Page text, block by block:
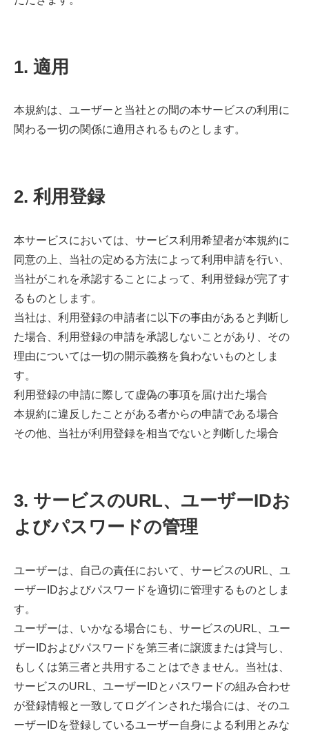
1. 適用
本規約は、ユーザーと当社との間の本サービスの利用に
関わる一切の関係に適用されるものとします。
2. 利用登録
本サービスにおいては、サービス利用希望者が本規約に
同意の上、当社の定める方法によって利用申請を行い、
当社がこれを承認することによって、利用登録が完了す
るものとします。
当社は、利用登録の申請者に以下の事由があると判断し
た場合、利用登録の申請を承認しないことがあり、その
理由については一切の開示義務を負わないものとしま
す。
利用登録の申請に際して虚偽の事項を届け出た場合
本規約に違反したことがある者からの申請である場合
その他、当社が利用登録を相当でないと判断した場合
3. サービスのURL、ユーザーIDお
よびパスワードの管理
ユーザーは、自己の責任において、サービスのURL、ユ
ーザーIDおよびパスワードを適切に管理するものとしま
す。
ユーザーは、いかなる場合にも、サービスのURL、ユー
ザーIDおよびパスワードを第三者に譲渡または貸与し、
もしくは第三者と共用することはできません。当社は、
サービスのURL、ユーザーIDとパスワードの組み合わせ
が登録情報と一致してログインされた場合には、そのユ
ーザーIDを登録しているユーザー自身による利用とみな